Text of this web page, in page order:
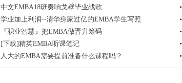
中文EMBA18班奏响戈壁毕业战歌 •
学业加上利润--清华身家过亿的EMBA学生写照 •
『职业智慧』把EMBA做晋升筹码 •
[下载]精英EMBA听课笔记 •
人大的EMBA需要提前准备什么课程吗？ •